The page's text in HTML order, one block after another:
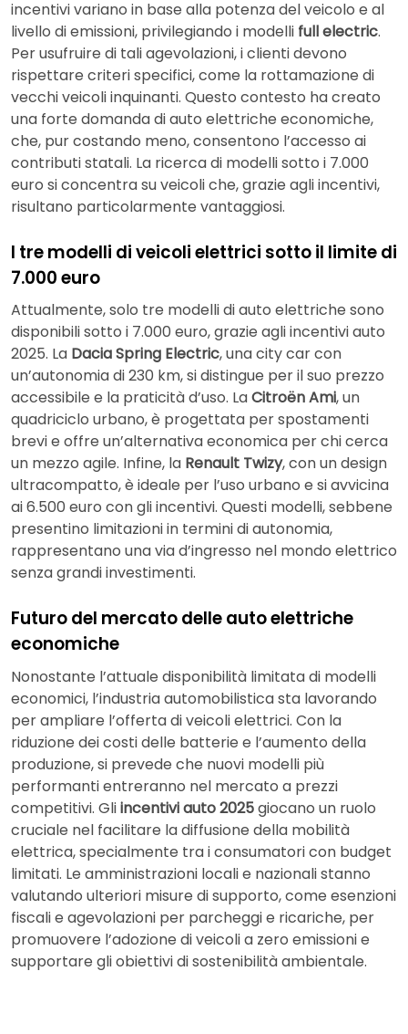
incentivi variano in base alla potenza del veicolo e al
livello di emissioni, privilegiando i modelli full electric.
Per usufruire di tali agevolazioni, i clienti devono
rispettare criteri specifici, come la rottamazione di
vecchi veicoli inquinanti. Questo contesto ha creato
una forte domanda di auto elettriche economiche,
che, pur costando meno, consentono l’accesso ai
contributi statali. La ricerca di modelli sotto i 7.000
euro si concentra su veicoli che, grazie agli incentivi,
risultano particolarmente vantaggiosi.
I tre modelli di veicoli elettrici sotto il limite di
7.000 euro
Attualmente, solo tre modelli di auto elettriche sono
disponibili sotto i 7.000 euro, grazie agli incentivi auto
2025. La Dacia Spring Electric, una city car con
un’autonomia di 230 km, si distingue per il suo prezzo
accessibile e la praticità d’uso. LaCitroën Ami, un
quadriciclo urbano, è progettata per spostamenti
brevi e offre un’alternativa economica per chi cerca
un mezzo agile. Infine, la Renault Twizy, con un design
ultracompatto, è ideale per l’uso urbano e si avvicina
ai 6.500 euro con gli incentivi. Questi modelli, sebbene
presentino limitazioni in termini di autonomia,
rappresentano una via d’ingresso nel mondo elettrico
senza grandi investimenti.
Futuro del mercato delle auto elettriche
economiche
Nonostante l’attuale disponibilità limitata di modelli
economici, l’industria automobilistica sta lavorando
per ampliare l’offerta di veicoli elettrici. Con la
riduzione dei costi delle batterie e l’aumento della
produzione, si prevede che nuovi modelli più
performanti entreranno nel mercato a prezzi
competitivi. Gliincentivi auto 2025giocano un ruolo
cruciale nel facilitare la diffusione della mobilità
elettrica, specialmente tra i consumatori con budget
limitati. Le amministrazioni locali e nazionali stanno
valutando ulteriori misure di supporto, come esenzioni
fiscali e agevolazioni per parcheggi e ricariche, per
promuovere l’adozione di veicoli a zero emissioni e
supportare gli obiettivi di sostenibilità ambientale.